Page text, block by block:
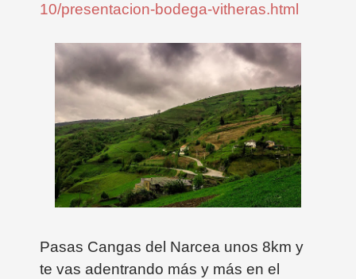
10/presentacion-bodega-vitheras.html
Pasas Cangas del Narcea unos 8km y
te vas adentrando más y más en el